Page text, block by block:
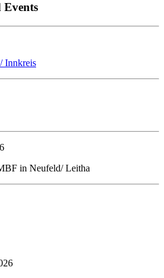
Events
Innkreis
in Neufeld/ Leitha